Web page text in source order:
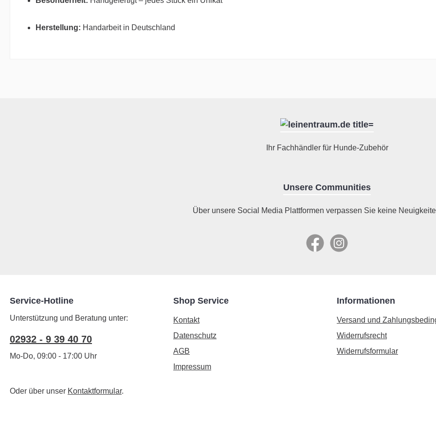
Herstellung: Handarbeit in Deutschland
Ihr Fachhändler für Hunde-Zubehör
Unsere Communities
Über unsere Social Media Plattformen verpassen Sie keine
FacebookInstagram
Service-Hotline
Unterstützung und Beratung unter:
02932 - 9 39 40 70
Mo-Do, 09:00 - 17:00 Uhr
Oder über unser Kontaktformular.
Shop Service
Kontakt
Datenschutz
AGB
Impressum
Informationen
Versand und
Widerrufsrecht
Widerrufsformular